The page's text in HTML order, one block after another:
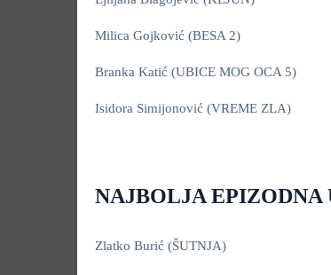
Milica Gojković (BESA 2)
Branka Katić (UBICE MOG OCA 5)
Isidora Simijonović (VREME ZLA)
NAJBOLJA
Zlatko Burić (ŠUTNJA)